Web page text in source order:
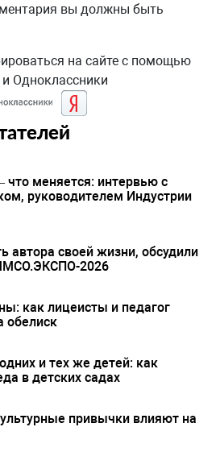
вы должны быть
на сайте с помощью
Одноклассники
что меняется: интервью с
руководителем Индустрии
автора своей жизни, обсудили
2026
как лицеисты и педагог
обелиск
и тех же детей: как
в детских садах
привычки влияют на